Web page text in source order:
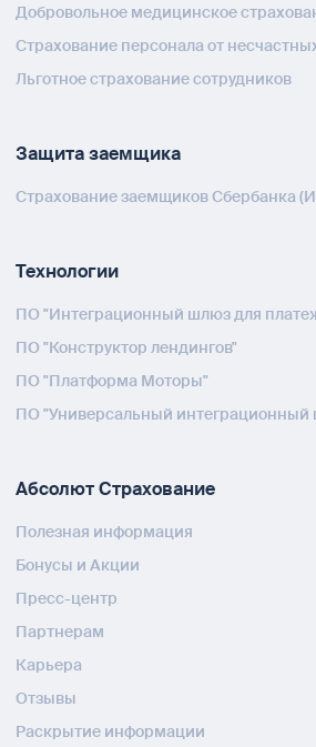
Добровольное медицинское
Страхование персонала от
Льготное страхование сотрудников
Защита заемщика
Страхование заемщиков Сбербанка
Технологии
ПО "Интеграционный шлюз для
ПО "Конструктор лендингов"
ПО "Платформа Моторы"
ПО "Универсальный интеграционный
Абсолют Страхование
Полезная информация
Бонусы и Акции
Пресс-центр
Партнерам
Карьера
Отзывы
Раскрытие информации